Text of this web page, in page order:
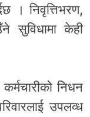
। निवृत्तिभरण,
सुविधामा केही
निधन
उपलव्ध